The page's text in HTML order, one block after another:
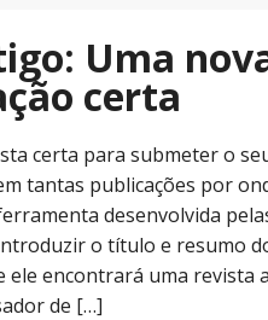
Uma
certa
certa para submeter o
tantas publicações por
desenvolvida
o título e resumo
ele encontrará uma revista
de […]